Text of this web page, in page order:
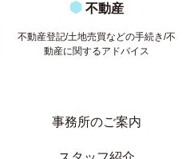
不動産
不動産登記/土地売買などの手続き/不
動産に関するアドバイス
事務所のご案内